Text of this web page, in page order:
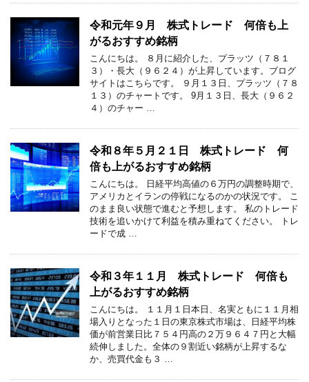
令和元年９月 株式トレード 何倍も上
がるおすすめ銘柄
こんにちは。 ８月に紹介した、プラッツ（７８１
３）・長大（９６２４）が上昇しています。ブログ
サイトはこちらです。 ９月１３日、プラッツ（７８
１３）のチャートです。 9月１３日、長大（９６２
４）のチャー …
令和８年５月２１日 株式トレード 何
倍も上がるおすすめ銘柄
こんにちは。 日経平均高値の６万円の調整時期で、
アメリカとイランの停戦になるのかの状況です。 こ
のまま良い状態で進むと予想します。 私のトレード
技術を追いかけて利益を積み重ねてください。 トレ
ードで成 …
令和３年１１月 株式トレード 何倍も
上がるおすすめ銘柄
こんにちは。 １１月１日本日、名実ともに１１月相
場入りとなった１日の東京株式市場は、日経平均株
価が前営業日比７５４円高の２万９６４７円と大幅
続伸しました。全体の９割近い銘柄が上昇するな
か、売買代金も３ …